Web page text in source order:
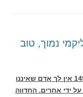
נמוך, טוב
מאז גילה קולומבוס את אמריקה בשנת 1492 אין לך אדם שאיננו
ידי אחרים. החדווה